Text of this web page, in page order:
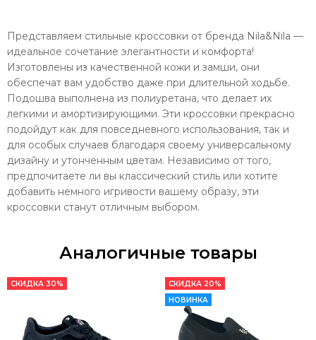
Представляем стильные кроссовки от бренда Nila&Nila —
идеальное сочетание элегантности и комфорта!
Изготовлены из качественной кожи и замши, они
обеспечат вам удобство даже при длительной ходьбе.
Подошва выполнена из полиуретана, что делает их
легкими и амортизирующими. Эти кроссовки прекрасно
подойдут как для повседневного использования, так и
для особых случаев благодаря своему универсальному
дизайну и утонченным цветам. Независимо от того,
предпочитаете ли вы классический стиль или хотите
добавить немного игривости вашему образу, эти
кроссовки станут отличным выбором.
Аналогичные товары
СКИДКА 30%
СКИДКА 20%
НОВИНКА